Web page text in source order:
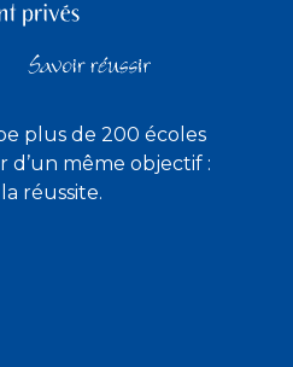
plus de 200 écoles
d’un même objectif :
réussite.